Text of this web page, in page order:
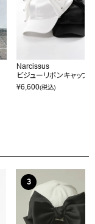
Narcissus
ビジューリボンキャップ
¥6,600(税込)